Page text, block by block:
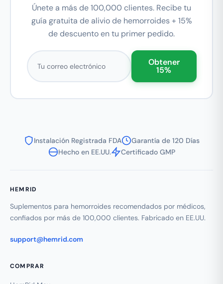
Únete a más de 100,000 clientes. Recibe tu
guía gratuita de alivio de hemorroides + 15%
de descuento en tu primer pedido.
Correo electrónico
Obtener
15%
Instalación Registrada FDA
Garantía de 120 Días
Hecho en EE.UU.
Certificado GMP
HEMRID
Suplementos para hemorroides recomendados por médicos,
confiados por más de 100,000 clientes. Fabricado en EE.UU.
support@hemrid.com
COMPRAR